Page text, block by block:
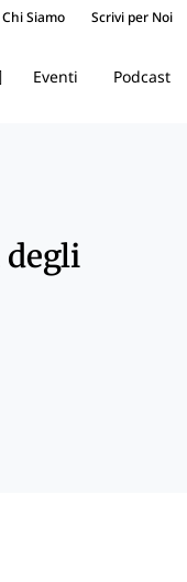
Chi Siamo Scrivi per Noi
Eventi Podcast
degli